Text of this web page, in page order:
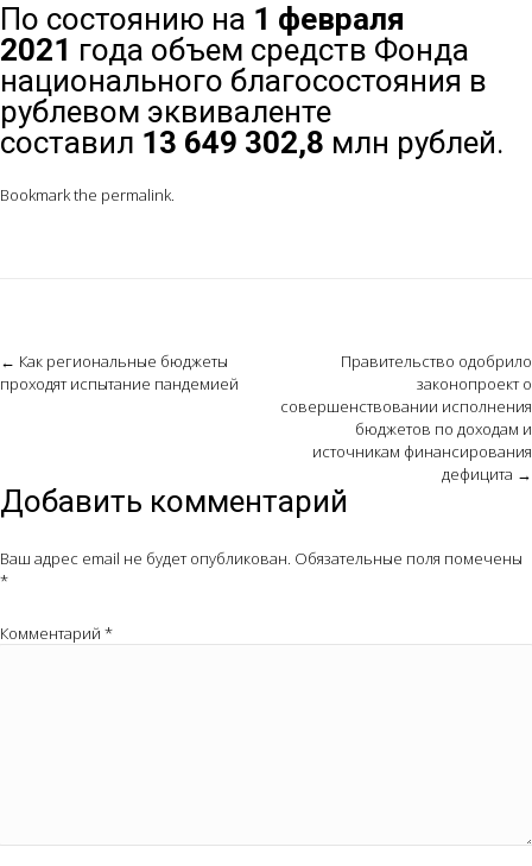
По состоянию на 1 февраля
2021 года объем средств Фонда
национального благосостояния в
рублевом эквиваленте
составил 13 649 302,8 млн рублей.
Bookmark the permalink.
Post
navigation
← Как региональные бюджеты
проходят испытание пандемией
Правительство одобрило
законопроект о
совершенствовании исполнения
бюджетов по доходам и
источникам финансирования
дефицита →
Добавить комментарий
Ваш адрес email не будет опубликован. Обязательные поля помечены
*
Комментарий *